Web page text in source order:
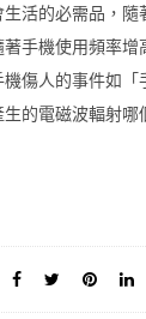
活的必需品，
手機使用頻率
傷人的事件如
生的電磁波輻射